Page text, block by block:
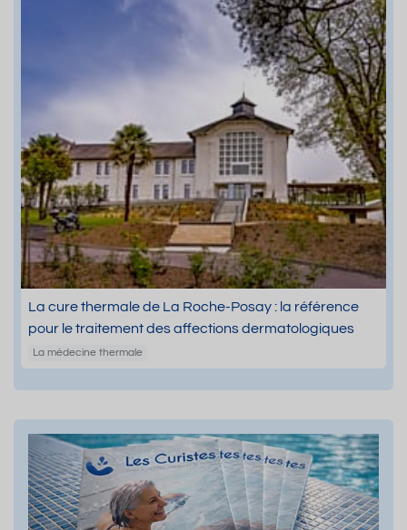
La cure thermale de La Roche-Posay : la référence
pour le traitement des affections dermatologiques
La médecine thermale